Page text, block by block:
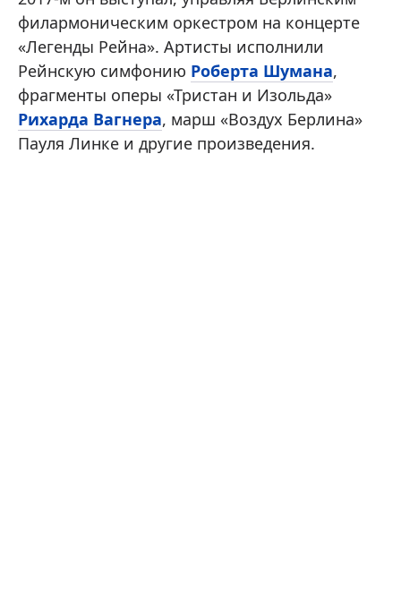
филармоническим оркестром на концерте
«Легенды Рейна». Артисты исполнили
Рейнскую симфонию Роберта Шумана,
фрагменты оперы «Тристан и Изольда»
Рихарда Вагнера, марш «Воздух Берлина»
Пауля Линке и другие произведения.